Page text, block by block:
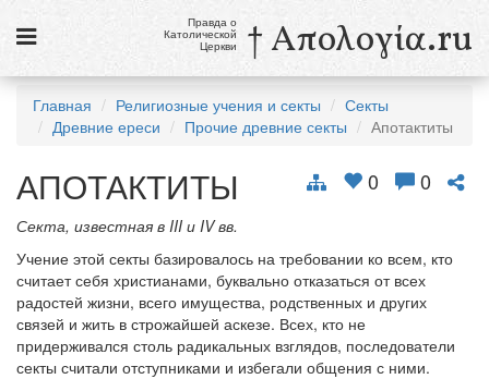
Новости
Католики в России
Галерея
Викторины
Ссылки
Религиозные учения и секты, справочник
Правда о
Католической
Церкви † Απολογία.ru
Главная Религиозные учения и секты
Секты
Древние ереси
Прочие древние секты Апотактиты
0 0
АПОТАКТИТЫ
Секта, известная в III и IV вв.
Учение этой секты базировалось на требовании ко всем, кто
считает себя христианами, буквально отказаться от всех
радостей жизни, всего имущества, родственных и других
связей и жить в строжайшей аскезе. Всех, кто не
придерживался столь радикальных взглядов, последователи
секты считали отступниками и избегали общения с ними.